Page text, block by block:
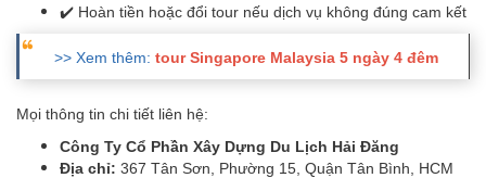
✔️ Hoàn tiền hoặc đổi tour nếu dịch vụ không đúng cam kết
>> Xem thêm: tour Singapore Malaysia 5 ngày 4 đêm
Mọi thông tin chi tiết liên hệ:
Công Ty Cổ Phần Xây Dựng Du Lịch Hải Đăng
Địa chỉ: 367 Tân Sơn, Phường 15, Quận Tân Bình, HCM